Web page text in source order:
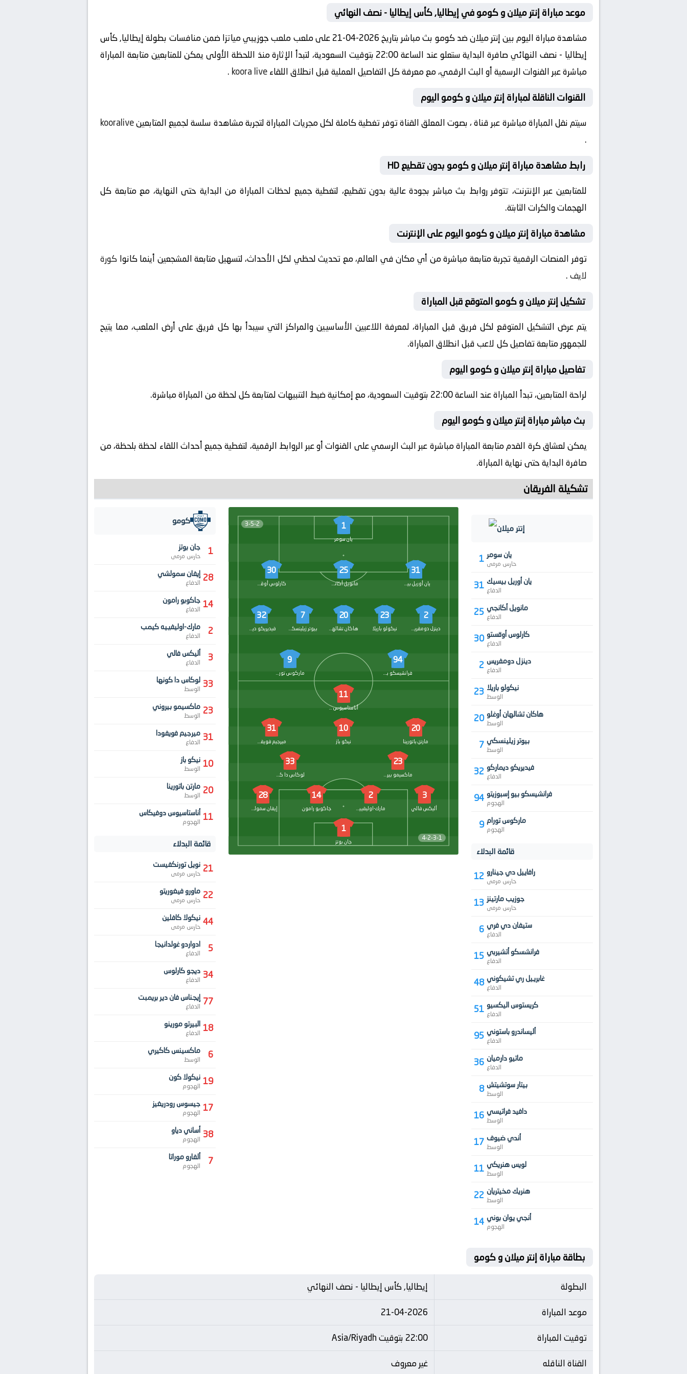
موعد مباراة إنتر ميلان و كومو في إيطاليا, كأس إيطاليا - نصف النهائي
مشاهدة مباراة اليوم بين إنتر ميلان ضد كومو بث مباشر بتاريخ 2026-04-21 على ملعب ملعب جوزيبي مياتزا ضمن منافسات بطولة إيطاليا, كأس
إيطاليا - نصف النهائي صافرة البداية ستعلو عند الساعة 22:00 بتوقيت السعودية، لتبدأ الإثارة منذ اللحظة الأولى يمكن للمتابعين متابعة المباراة
مباشرة عبر القنوات الرسمية أو البث الرقمي، مع معرفة كل التفاصيل العملية قبل انطلاق اللقاءkoora live
.
القنوات الناقلة لمباراة إنتر ميلان و كومو اليوم
سيتم نقل المباراة مباشرة عبر قناة ، بصوت المعلق القناة توفر تغطية كاملة لكل مجريات المباراة لتجربة مشاهدة سلسة لجميع المتابعينkooralive
.
رابط مشاهدة مباراة إنتر ميلان و كومو بدون تقطيع HD
للمتابعين عبر الإنترنت، تتوفر روابط بث مباشر بجودة عالية بدون تقطيع، لتغطية جميع لحظات المباراة من البداية حتى النهاية، مع متابعة كل
الهجمات والكرات الثابتة.
مشاهدة مباراة إنتر ميلان و كومو اليوم على الإنترنت
توفر المنصات الرقمية تجربة متابعة مباشرة من أي مكان في العالم، مع تحديث لحظي لكل الأحداث، لتسهيل متابعة المشجعين أينما كانوا كورة
لايف.
تشكيل إنتر ميلان و كومو المتوقع قبل المباراة
يتم عرض التشكيل المتوقع لكل فريق قبل المباراة، لمعرفة اللاعبين الأساسيين والمراكز التي سيبدأ بها كل فريق على أرض الملعب، مما يتيح
للجمهور متابعة تفاصيل كل لاعب قبل انطلاق المباراة.
تفاصيل مباراة إنتر ميلان و كومو اليوم
لراحة المتابعين، تبدأ المباراة عند الساعة 22:00 بتوقيت السعودية، مع إمكانية ضبط التنبيهات لمتابعة كل لحظة من المباراة مباشرة.
بث مباشر مباراة إنتر ميلان و كومو اليوم
يمكن لعشاق كرة القدم متابعة المباراة مباشرة عبر البث الرسمي على القنوات أو عبر الروابط الرقمية، لتغطية جميع أحداث اللقاء لحظة بلحظة، من
صافرة البداية حتى نهاية المباراة.
تشكيلة الفريقان
3-5-2 1
يان سومر
31
يان أوريل بيسيك
25
مانويل أكانجي
30
كارلوس أوقستو
2
دينزل دومفريس
23
نيكولو باريلا
20
هاكان تشالهان أوغلو
7
بيوتر زيلينسكي
32
فيديريكو ديماركو
94
فرانشيسكو بيو إسبوزيتو
9
ماركوس تورام
4-2-3-1
11
أناستاسيوس دوفيكاس
20
مارتن باتورينا
10
نيكو باز
31
ميرجيم فويفودا
23
ماكسيمو بيروني
33
لوكاس دا كونها
3
أليكس فالي
2
مارك-اوليفييه كيمب
14
جاكوبو رامون
28
إيفان سمولشي
1
جان بوتز
إنتر ميلان
1 يان سومر
حارس مرمى
31 يان أوريل بيسيك
الدفاع
25 مانويل أكانجي
الدفاع
30 كارلوس أوقستو
الدفاع
2 دينزل دومفريس
الدفاع
23 نيكولو باريلا
الوسط
20 هاكان تشالهان أوغلو
الوسط
7 بيوتر زيلينسكي
الوسط
32 فيديريكو ديماركو
الدفاع
94 فرانشيسكو بيو إسبوزيتو
الهجوم
9 ماركوس تورام
الهجوم
قائمة البدلاء
12 رافاييل دي جينارو
حارس مرمى
13 جوزيب مارتينز
حارس مرمى
6 ستيفان دي فري
الدفاع
15 فرانشسكو أتشيربي
الدفاع
48 غابرييل ري تشيكوني
الدفاع
51 كريستوس اليكسيو
الدفاع
95 أليساندرو باستوني
الدفاع
36 ماتيو دارميان
الدفاع
8 بيتار سوتشيتش
الوسط
16 دافيد فراتيسي
الوسط
17 أندي ضيوف
الوسط
11 لويس هنريكي
الوسط
22 هنريك مخيتريان
الوسط
14 أنجي يوان بوني
الهجوم
كومو
1 جان بوتز
حارس مرمى
28 إيفان سمولشي
الدفاع
14 جاكوبو رامون
الدفاع
2 مارك-اوليفييه كيمب
الدفاع
3 أليكس فالي
الدفاع
33 لوكاس دا كونها
الوسط
23 ماكسيمو بيروني
الوسط
31 ميرجيم فويفودا
الدفاع
10 نيكو باز
الوسط
20 مارتن باتورينا
الوسط
11 أناستاسيوس دوفيكاس
الهجوم
قائمة البدلاء
21 نويل تورنكفيست
حارس مرمى
22 ماورو فيغوريتو
حارس مرمى
44 نيكولا كافلين
حارس مرمى
5 ادواردو غولدانيجا
الدفاع
34 ديجو كارلوس
الدفاع
77 إيجناس فان دير بريمبت
الدفاع
18 البيرتو مورينو
الدفاع
6 ماكسينس كاكيري
الوسط
19 نيكولا كون
الهجوم
17 جيسوس رودريغيز
الهجوم
38 أساني دياو
الهجوم
7 ألفارو موراتا
الهجوم
بطاقة مباراة إنتر ميلان و كومو
البطولة
إيطاليا, كأس إيطاليا - نصف النهائي
موعد المباراة
21-04-2026
توقيت المباراة
22:00 بتوقيت Asia/Riyadh
القناة الناقله
غير معروف